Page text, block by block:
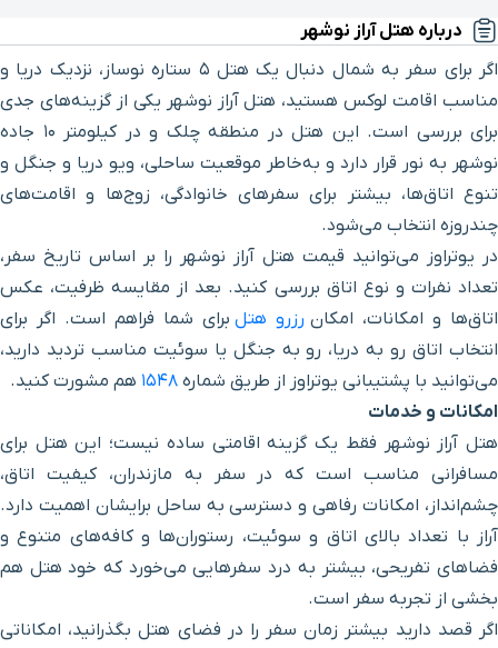
خیابان موسوی
خیابان قدرتی 17 دقیقه با خودرو (17.77 کیلومتر)
پیست کارتینگ دانیال 20 دقیقه با خودرو (17.9 کیلومتر)
فرودگاه
چشمه گردوک 16 دقیقه با خودرو (19.14 کیلومتر)
سد خاکی آویدر 25 دقیقه با خودرو (22.86 کیلومتر)
روستای کدیر
دیو چشمه 1 ساعت با خودرو (84.61 کیلومتر)
دریاچه خضرنبی 2 ساعت با خودرو (86.46 کیلومتر)
روستای کندلوس
درباره هتل آراز نوشهر
اگر برای سفر به شمال دنبال یک هتل ۵ ستاره نوساز، نزدیک دریا و
مناسب اقامت لوکس هستید، هتل آراز نوشهر یکی از گزینه‌های جدی
برای بررسی است. این هتل در منطقه چلک و در کیلومتر ۱۰ جاده
نوشهر به نور قرار دارد و به‌خاطر موقعیت ساحلی، ویو دریا و جنگل و
تنوع اتاق‌ها، بیشتر برای سفرهای خانوادگی، زوج‌ها و اقامت‌های
چندروزه انتخاب می‌شود.
در یوتراوز می‌توانید قیمت هتل آراز نوشهر را بر اساس تاریخ سفر،
تعداد نفرات و نوع اتاق بررسی کنید. بعد از مقایسه ظرفیت، عکس
اتاق‌ها و امکانات، امکان رزرو هتلبرای شما فراهم است. اگر برای
انتخاب اتاق رو به دریا، رو به جنگل یا سوئیت مناسب تردید دارید،
می‌توانید با پشتیبانی یوتراوز از طریق شماره ۱۵۴۸ هم مشورت کنید.
امکانات و خدمات
هتل آراز نوشهر فقط یک گزینه اقامتی ساده نیست؛ این هتل برای
مسافرانی مناسب است که در سفر به مازندران، کیفیت اتاق،
چشم‌انداز، امکانات رفاهی و دسترسی به ساحل برایشان اهمیت دارد.
آراز با تعداد بالای اتاق و سوئیت، رستوران‌ها و کافه‌های متنوع و
فضاهای تفریحی، بیشتر به درد سفرهایی می‌خورد که خود هتل هم
بخشی از تجربه سفر است.
اگر قصد دارید بیشتر زمان سفر را در فضای هتل بگذرانید، امکاناتی